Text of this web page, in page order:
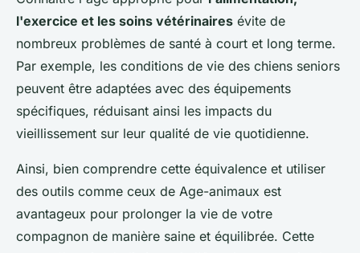
l'exercice et les soins vétérinaires évite de
nombreux problèmes de santé à court et long terme.
Par exemple, les conditions de vie des chiens seniors
peuvent être adaptées avec des équipements
spécifiques, réduisant ainsi les impacts du
vieillissement sur leur qualité de vie quotidienne.
Ainsi, bien comprendre cette équivalence et utiliser
des outils comme ceux de Age-animaux est
avantageux pour prolonger la vie de votre
compagnon de manière saine et équilibrée. Cette